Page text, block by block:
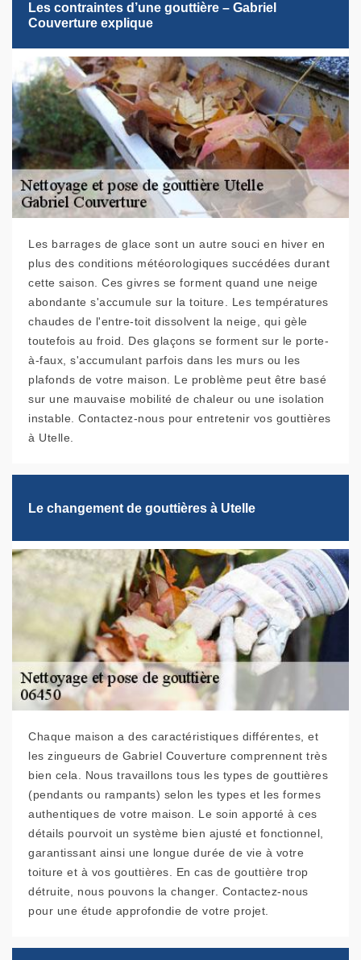
Les contraintes d’une gouttière – Gabriel
Couverture explique
Les barrages de glace sont un autre souci en hiver en
plus des conditions météorologiques succédées durant
cette saison. Ces givres se forment quand une neige
abondante s'accumule sur la toiture. Les températures
chaudes de l'entre-toit dissolvent la neige, qui gèle
toutefois au froid. Des glaçons se forment sur le porte-
à-faux, s'accumulant parfois dans les murs ou les
plafonds de votre maison. Le problème peut être basé
sur une mauvaise mobilité de chaleur ou une isolation
instable. Contactez-nous pour entretenir vos gouttières
à Utelle.
Le changement de gouttières à Utelle
Chaque maison a des caractéristiques différentes, et
les zingueurs de Gabriel Couverture comprennent très
bien cela. Nous travaillons tous les types de gouttières
(pendants ou rampants) selon les types et les formes
authentiques de votre maison. Le soin apporté à ces
détails pourvoit un système bien ajusté et fonctionnel,
garantissant ainsi une longue durée de vie à votre
toiture et à vos gouttières. En cas de gouttière trop
détruite, nous pouvons la changer. Contactez-nous
pour une étude approfondie de votre projet.